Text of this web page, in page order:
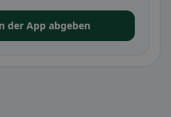
der App abgeben